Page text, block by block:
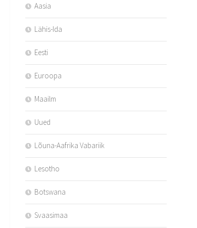
Aasia
Lähis-Ida
Eesti
Euroopa
Maailm
Uued
Lõuna-Aafrika Vabariik
Lesotho
Botswana
Svaasimaa